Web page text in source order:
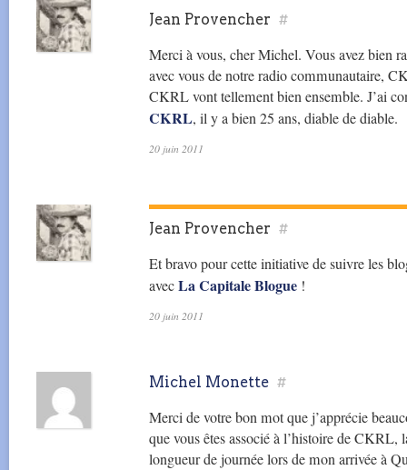
Jean Provencher #
Merci à vous, cher Michel. Vous avez bien
avec vous de notre radio communautaire,
CKRL vont tellement bien ensemble. J’ai
CKRL, il y a bien 25 ans, diable de diable.
20 juin 2011
Jean Provencher #
Et bravo pour cette initiative de suivre les
avecLa Capitale Blogue !
20 juin 2011
Michel Monette #
Merci de votre bon mot que j’apprécie
que vous êtes associé à l’histoire de CKRL,
longueur de journée lors de mon arrivée à